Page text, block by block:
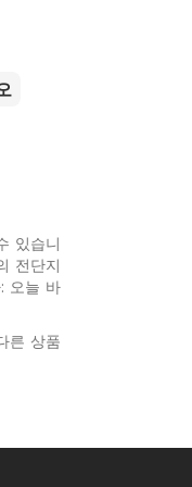
있습니
전단지
오늘 바
른 상품